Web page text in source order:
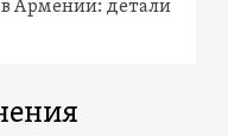
в Армении: детали